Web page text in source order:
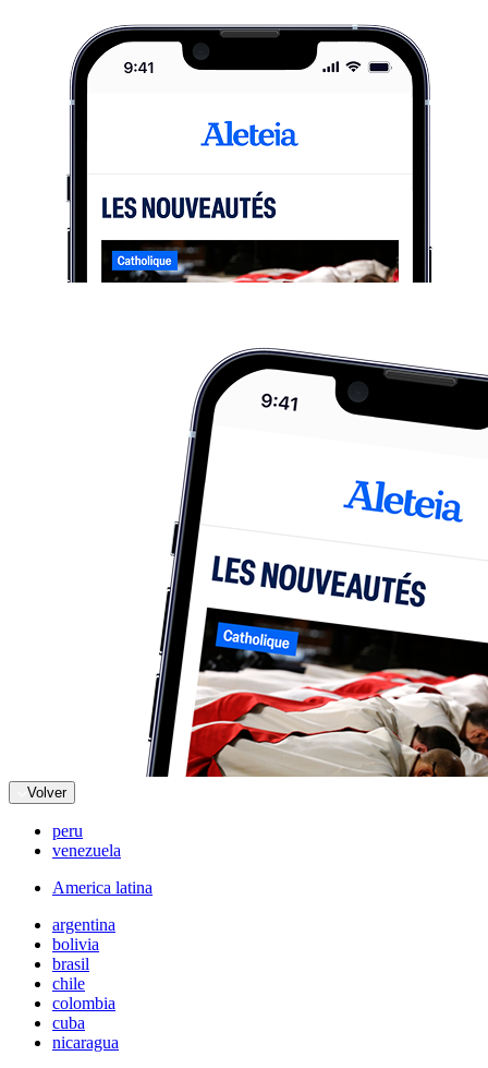
Volver
peru
venezuela
America latina
argentina
bolivia
brasil
chile
colombia
cuba
nicaragua